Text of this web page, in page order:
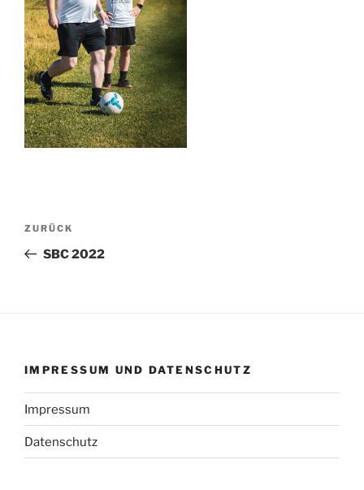
Beitragsnavigation
Vorheriger
Beitrag
ZURÜCK
SBC 2022
IMPRESSUM UND DATENSCHUTZ
Impressum
Datenschutz